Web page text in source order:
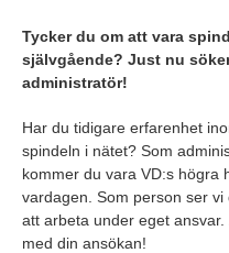
Tycker du om att vara
självgående? Just nu
administratör!
Har du tidigare erfarenhet
spindeln i nätet? Som
kommer du vara VD:s högra
vardagen. Som person ser
att arbeta under eget
med din ansökan!